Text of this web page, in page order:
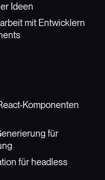
Ideen
mit Entwicklern
Komponenten
für
für headless